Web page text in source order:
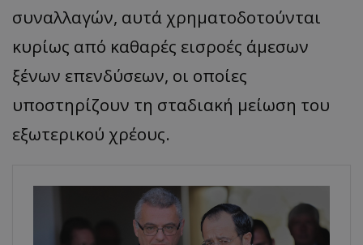
συναλλαγών, αυτά χρηματοδοτούνται
κυρίως από καθαρές εισροές άμεσων
ξένων επενδύσεων, οι οποίες
υποστηρίζουν τη σταδιακή μείωση του
εξωτερικού χρέους.